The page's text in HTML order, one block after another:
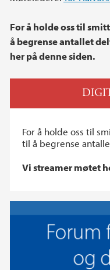
For å holde oss til
å begrense antallet
her på denne siden.
For å holde oss til
til å begrense
Vi streamer møtet